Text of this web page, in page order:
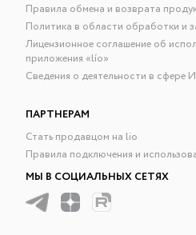
Правила обмена и возврата
Политика в области обработки и
Лицензионное соглашение об
приложения «lío»
Сведения о деятельности в сфере
ПАРТНЕРАМ
Стать продавцом на lio
Правила подключения и
МЫ В СОЦИАЛЬНЫХ СЕТЯХ